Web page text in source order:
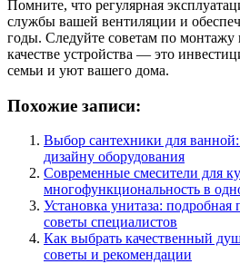
Помните, что регулярная
службы вашей вентиляции и
годы. Следуйте советам по монтажу
качестве устройства — это
семьи и уют вашего дома.
Похожие записи:
Выбор сантехники для ванной:
дизайну оборудования
Современные смесители для
многофункциональность в
Установка унитаза:
советы специалистов
Как выбрать качественный
советы и рекомендации